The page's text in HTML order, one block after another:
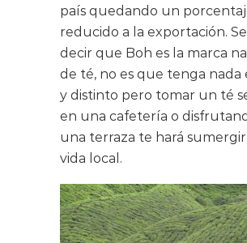
país quedando un
reducido a la exportación.
decir que Boh es la marca
de té, no es que tenga nada
y distinto pero tomar un té
en una cafetería o
una terraza te hará
vida local.